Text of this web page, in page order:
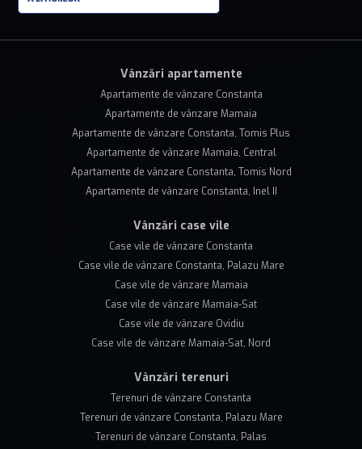
Vânzări apartamente
Apartamente de vânzare Constanta
Apartamente de vânzare Mamaia
Apartamente de vânzare Constanta, Tomis Plus
Apartamente de vânzare Mamaia, Central
Apartamente de vânzare Constanta, Tomis Nord
Apartamente de vânzare Constanta, Inel II
Vânzări case vile
Case vile de vânzare Constanta
Case vile de vânzare Constanta, Palazu Mare
Case vile de vânzare Mamaia
Case vile de vânzare Mamaia-Sat
Case vile de vânzare Ovidiu
Case vile de vânzare Mamaia-Sat, Nord
Vânzări terenuri
Terenuri de vânzare Constanta
Terenuri de vânzare Constanta, Palazu Mare
Terenuri de vânzare Constanta, Palas